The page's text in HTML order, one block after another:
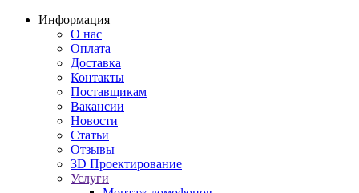
Информация
О нас
Оплата
Доставка
Контакты
Поставщикам
Вакансии
Новости
Статьи
Отзывы
3D Проектирование
Услуги